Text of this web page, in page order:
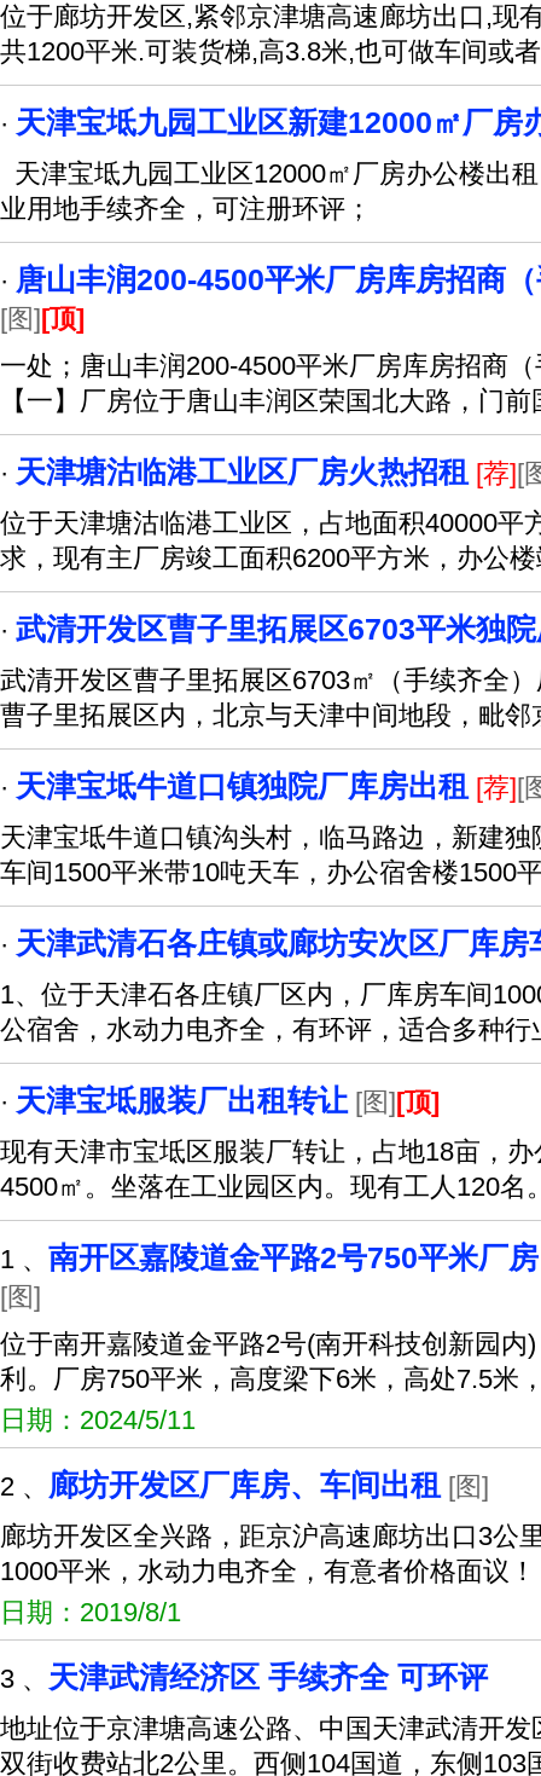
位于廊坊开发区,紧邻京津塘高速廊坊出口,现
共1200平米.可装货梯,高3.8米,也可做车间或者
· 天津宝坻九园工业区新建12000㎡厂房
天津宝坻九园工业区12000㎡厂房办公楼出
业用地手续齐全，可注册环评；
· 唐山丰润200-4500平米厂房库房招商
[图][顶]
一处；唐山丰润200-4500平米厂房库房招商
【一】厂房位于唐山丰润区荣国北大路，门
· 天津塘沽临港工业区厂房火热招租 [荐][
位于天津塘沽临港工业区，占地面积40000平
求，现有主厂房竣工面积6200平方米，办公
· 武清开发区曹子里拓展区6703平米独
武清开发区曹子里拓展区6703㎡（手续齐全
曹子里拓展区内，北京与天津中间地段，毗邻
· 天津宝坻牛道口镇独院厂库房出租 [荐][
天津宝坻牛道口镇沟头村，临马路边，新建
车间1500平米带10吨天车，办公宿舍楼1500
· 天津武清石各庄镇或廊坊安次区厂库房
1、位于天津石各庄镇厂区内，厂库房车间
公宿舍，水动力电齐全，有环评，适合多种行
· 天津宝坻服装厂出租转让 [图][顶]
现有天津市宝坻区服装厂转让，占地18亩，
4500㎡。坐落在工业园区内。现有工人120名
1 、 南开区嘉陵道金平路2号750平米厂
[图]
位于南开嘉陵道金平路2号(南开科技创新园内
利。厂房750平米，高度梁下6米，高处7.5米
日期：2024/5/11
2 、 廊坊开发区厂库房、车间出租 [图]
廊坊开发区全兴路，距京沪高速廊坊出口3公
1000平米，水动力电齐全，有意者价格面议！
日期：2019/8/1
3 、 天津武清经济区 手续齐全 可环评
地址位于京津塘高速公路、中国天津武清开
双街收费站北2公里。西侧104国道，东侧103